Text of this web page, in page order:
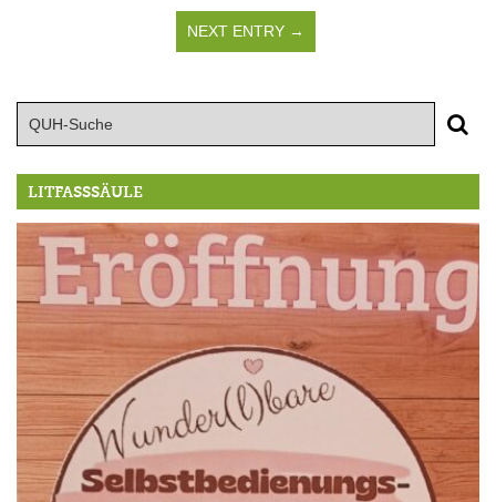
NEXT ENTRY →
LITFASSSÄULE